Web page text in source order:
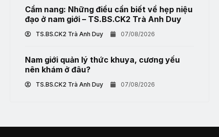
Cẩm nang: Những điều cần biết về hẹp niệu
đạo ở nam giới – TS.BS.CK2 Trà Anh Duy
TS.BS.CK2 Trà Anh Duy 07/08/2026
Nam giới quản lý thức khuya, cương yếu
nên khám ở đâu?
TS.BS.CK2 Trà Anh Duy 07/08/2026